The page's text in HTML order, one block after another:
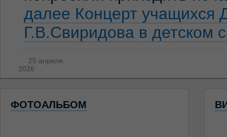
далее Концерт
Г.В.Свиридова в детском
25 апреля
2026
ФОТОАЛЬБОМ